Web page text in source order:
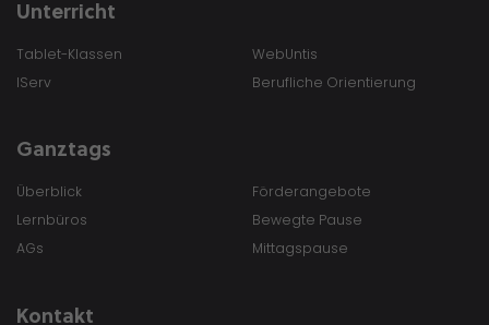
Unterricht
Tablet-Klassen
IServ
WebUntis
Berufliche Orientierung
Ganztags
Überblick
Lernbüros
AGs
Förderangebote
Bewegte Pause
Mittagspause
Kontakt